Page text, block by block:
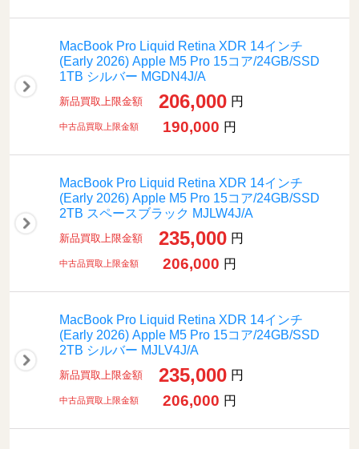
MacBook Pro Liquid Retina XDR 14インチ
(Early 2026) Apple M5 Pro 15コア/24GB/SSD
1TB シルバー MGDN4J/A
新品買取上限金額 206,000 円
中古品買取上限金額 190,000 円
MacBook Pro Liquid Retina XDR 14インチ
(Early 2026) Apple M5 Pro 15コア/24GB/SSD
2TB スペースブラック MJLW4J/A
新品買取上限金額 235,000 円
中古品買取上限金額 206,000 円
MacBook Pro Liquid Retina XDR 14インチ
(Early 2026) Apple M5 Pro 15コア/24GB/SSD
2TB シルバー MJLV4J/A
新品買取上限金額 235,000 円
中古品買取上限金額 206,000 円